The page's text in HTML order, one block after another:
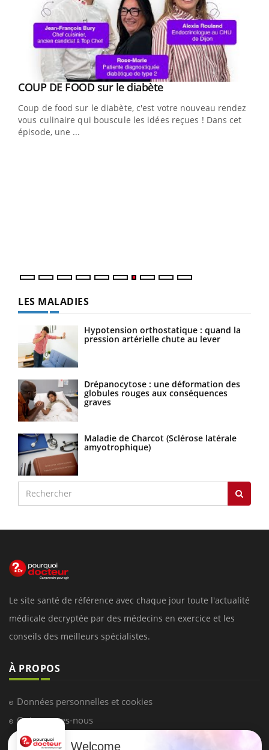
Youtube
COUP DE FOOD sur le diabèteYoutube
Coup de food sur le diabète, c'est votre nouveau rendez-
vous culinaire qui bouscule les idées reçues ! Dans cet
épisode, une ...
LES MALADIES
Hypotension orthostatique : quand la
pression artérielle chute au lever
Drépanocytose : une déformation des
globules rouges aux conséquences
graves
Maladie de Charcot (Sclérose latérale
amyotrophique)
Le site santé de référence avec chaque jour toute l'actualité
médicale decryptée par des médecins en exercice et les
conseils des meilleurs spécialistes.
À PROPOS
Données personnelles et cookies
Qui sommes-nous
Conditions d'utilisation
Welcome